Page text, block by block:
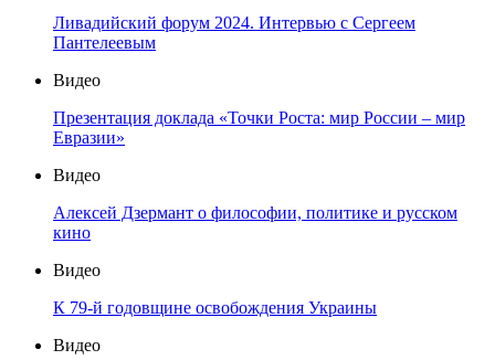
Ливадийский форум 2024. Интервью с Сергеем
Пантелеевым
Видео
Презентация доклада «Точки Роста: мир России – мир
Евразии»
Видео
Алексей Дзермант о философии, политике и русском
кино
Видео
К 79-й годовщине освобождения Украины
Видео